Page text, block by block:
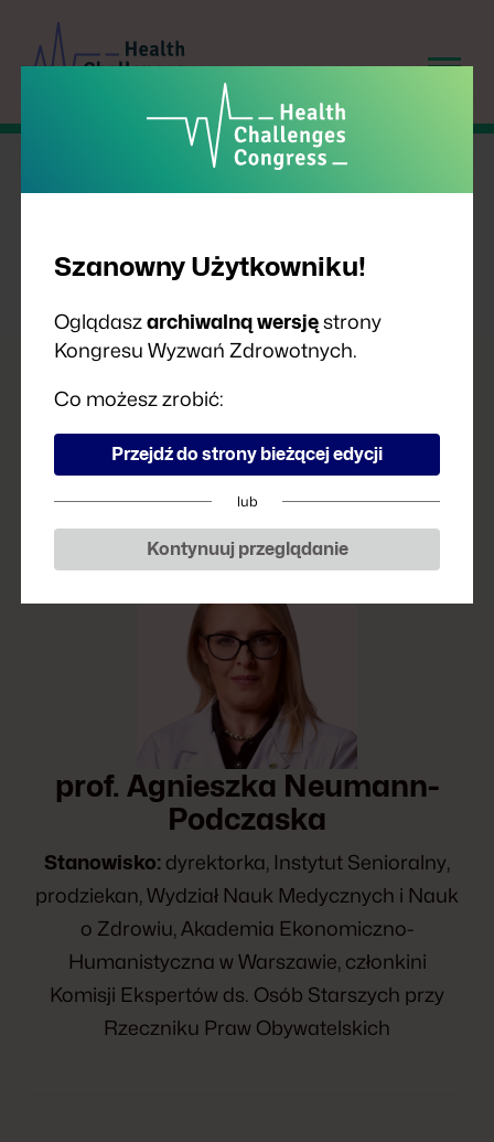
prof. Agnieszka Neumann-
Podczaska
Stanowisko: dyrektorka, Instytut Senioralny,
prodziekan, Wydział Nauk Medycznych i Nauk
o Zdrowiu, Akademia Ekonomiczno-
Humanistyczna w Warszawie, członkini
Komisji Ekspertów ds. Osób Starszych przy
Rzeczniku Praw Obywatelskich
Szanowny Użytkowniku!
Oglądaszarchiwalną wersjęstrony
Kongresu Wyzwań Zdrowotnych.
Co możesz zrobić:
Przejdź do strony bieżącej edycji
lub
Kontynuuj przeglądanie